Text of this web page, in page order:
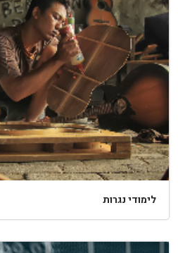
נגרות